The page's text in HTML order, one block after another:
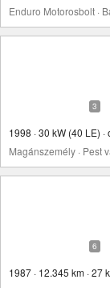
Enduro Motorosbolt ·
1998 · 30 kW (40 LE)
Magánszemély · Pest
1987 · 12.345 km · 27